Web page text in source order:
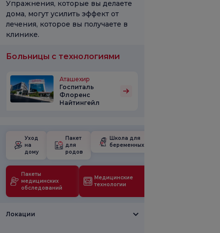
Упражнения, которые вы делаете
дома, могут усилить эффект от
лечения, которое вы получаете в
клинике.
Больницы с технологиями
Аташехир
Госпиталь
Флоренс
Найтингейл
Уход
на
дому
Пакет
для
родов
Школа для
беременных
Пакеты
медицинских
обследований
Медицинские
технологии
Локации